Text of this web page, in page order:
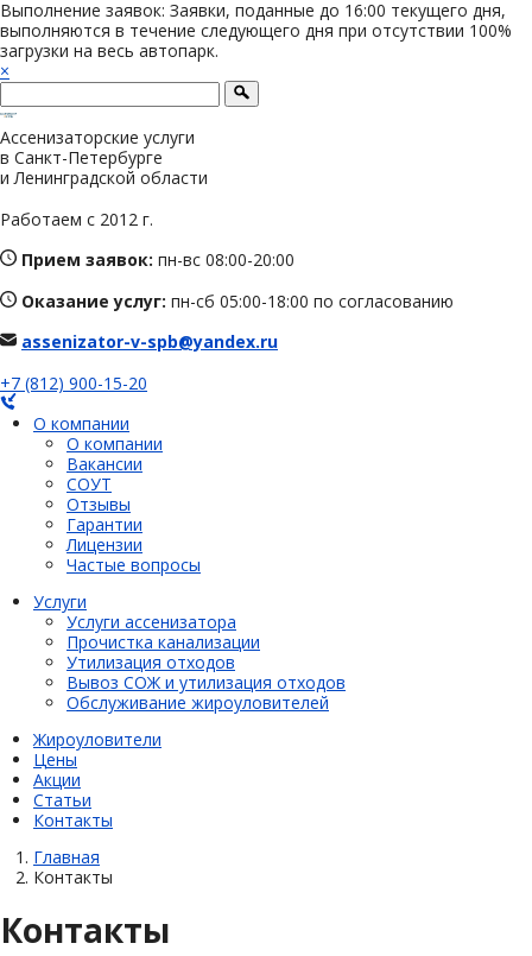
Выполнение заявок: Заявки, поданные до 16:00 текущего дня,
выполняются в течение следующего дня при отсутствии 100%
загрузки на весь автопарк.
×
Ассенизаторские услуги
в Санкт-Петербурге
и Ленинградской области
Работаем с 2012 г.
Прием заявок: пн-вс 08:00-20:00
Оказание услуг: пн-сб 05:00-18:00 по согласованию
assenizator-v-spb@yandex.ru
+7 (812) 900-15-20
О компании
О компании
Вакансии
СОУТ
Отзывы
Гарантии
Лицензии
Частые вопросы
Услуги
Услуги ассенизатора
Прочистка канализации
Утилизация отходов
Вывоз СОЖ и утилизация отходов
Обслуживание жироуловителей
Жироуловители
Цены
Акции
Статьи
Контакты
Главная
Контакты
Контакты